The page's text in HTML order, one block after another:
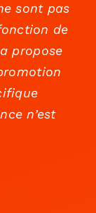
sont pas
de
propose
n’est